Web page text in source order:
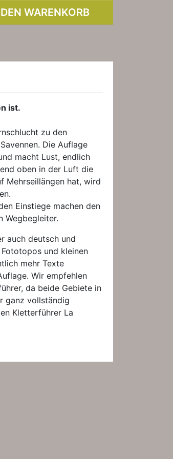
WARENKORB
ist.
zu den
Die Auflage
macht Lust, endlich
oben in der Luft die
Mehrseillängen hat, wird
Einstiege machen den
Wegbegleiter.
auch deutsch und
und kleinen
mehr Texte
Wir empfehlen
da beide Gebiete in
ganz vollständig
Kletterführer La